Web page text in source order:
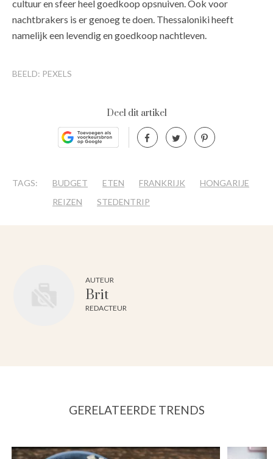
cultuur en sfeer heel goedkoop opsnuiven. Ook voor
nachtbrakers is er genoeg te doen. Thessaloniki heeft
namelijk een levendig en goedkoop nachtleven.
BEELD: PEXELS
Deel dit artikel
TAGS: BUDGET ETEN FRANKRIJK
HONGARIJE
REIZEN
STEDENTRIP
AUTEUR
Brit
REDACTEUR
GERELATEERDE TRENDS